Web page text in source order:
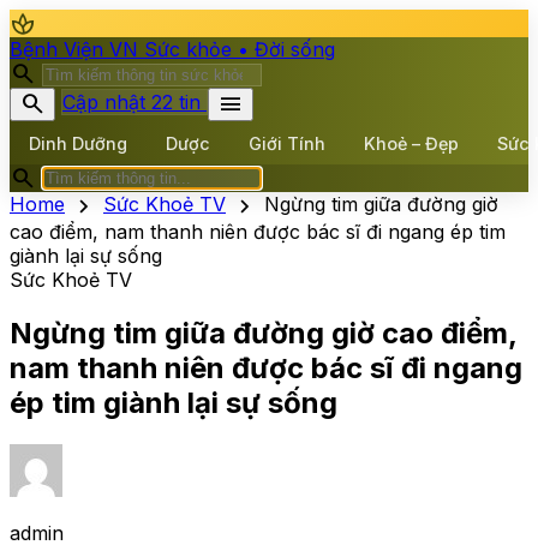
spa
Bệnh Viện VN Sức khỏe • Đời sống
search
search
Cập nhật 22 tin menu
Dinh Dưỡng Dược Giới Tính Khoẻ – Đẹp Sức
search
Home chevron_right Sức Khoẻ TV chevron_right
Ngừng tim giữa đường giờ
cao điểm, nam thanh niên được bác sĩ đi ngang ép tim
giành lại sự sống
Sức Khoẻ TV
Ngừng tim giữa đường giờ cao điểm,
nam thanh niên được bác sĩ đi ngang
ép tim giành lại sự sống
admin